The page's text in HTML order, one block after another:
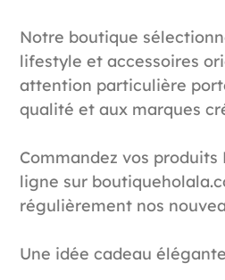
Notre boutique
lifestyle et accessoires
attention particulière
qualité et aux marques
Commandez vos produits
ligne sur
régulièrement nos
Une idée cadeau